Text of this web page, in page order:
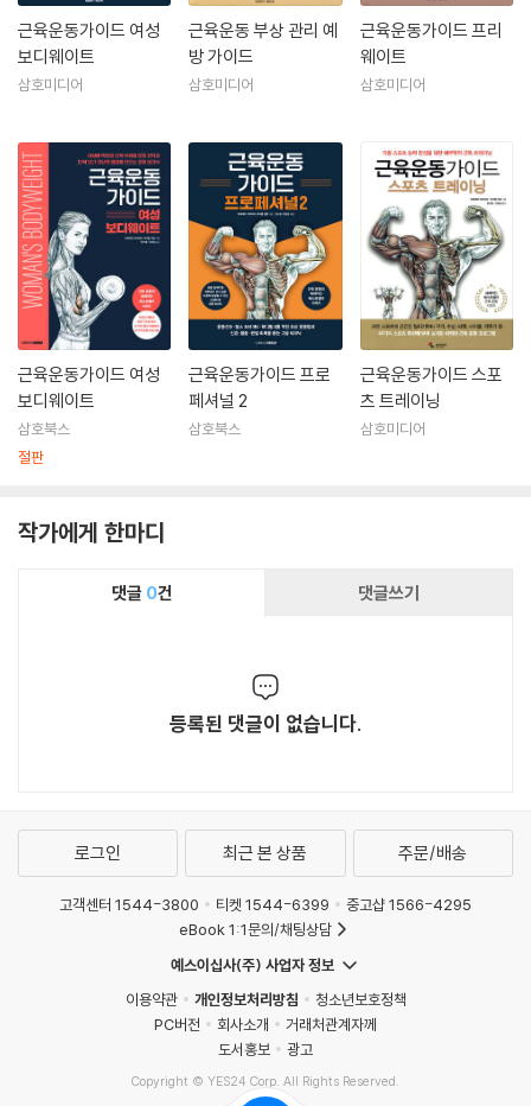
근육운동가이드 여성
보디웨이트
삼호미디어
근육운동 부상 관리 예
방 가이드
삼호미디어
근육운동가이드 프리
웨이트
삼호미디어
근육운동가이드 여성
보디웨이트
삼호북스
절판
근육운동가이드 프로
페셔널 2
삼호북스
근육운동가이드 스포
츠 트레이닝
삼호미디어
작가에게 한마디
댓글 0건 댓글쓰기
등록된 댓글이 없습니다.
로그인 최근 본 상품 주문/배송
고객센터 1544-3800 티켓 1544-6399
중고샵 1566-4295
eBook 1:1문의/채팅상담
예스이십사(주) 사업자 정보
이용약관
개인정보처리방침
청소년보호정책
PC버전
회사소개
거래처관계자께
도서홍보
광고
Copyright © YES24 Corp. All Rights Reserved.